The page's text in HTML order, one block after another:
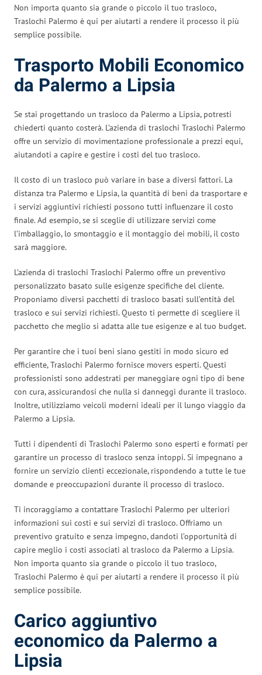
Non importa quanto sia grande o piccolo il tuo trasloco,
Traslochi Palermo è qui per aiutarti a rendere il processo il più
semplice possibile.
Trasporto Mobili Economico
da Palermo a Lipsia
Se stai progettando un trasloco da Palermo a Lipsia, potresti
chiederti quanto costerà. L’azienda di traslochi Traslochi Palermo
offre un servizio di movimentazione professionale a prezzi equi,
aiutandoti a capire e gestire i costi del tuo trasloco.
Il costo di un trasloco può variare in base a diversi fattori. La
distanza tra Palermo e Lipsia, la quantità di beni da trasportare e
i servizi aggiuntivi richiesti possono tutti influenzare il costo
finale. Ad esempio, se si sceglie di utilizzare servizi come
l’imballaggio, lo smontaggio e il montaggio dei mobili, il costo
sarà maggiore.
L’azienda di traslochi Traslochi Palermo offre un preventivo
personalizzato basato sulle esigenze specifiche del cliente.
Proponiamo diversi pacchetti di trasloco basati sull’entità del
trasloco e sui servizi richiesti. Questo ti permette di scegliere il
pacchetto che meglio si adatta alle tue esigenze e al tuo budget.
Per garantire che i tuoi beni siano gestiti in modo sicuro ed
efficiente, Traslochi Palermo fornisce movers esperti. Questi
professionisti sono addestrati per maneggiare ogni tipo di bene
con cura, assicurandosi che nulla si danneggi durante il trasloco.
Inoltre, utilizziamo veicoli moderni ideali per il lungo viaggio da
Palermo a Lipsia.
Tutti i dipendenti di Traslochi Palermo sono esperti e formati per
garantire un processo di trasloco senza intoppi. Si impegnano a
fornire un servizio clienti eccezionale, rispondendo a tutte le tue
domande e preoccupazioni durante il processo di trasloco.
Ti incoraggiamo a contattare Traslochi Palermo per ulteriori
informazioni sui costi e sui servizi di trasloco. Offriamo un
preventivo gratuito e senza impegno, dandoti l’opportunità di
capire meglio i costi associati al trasloco da Palermo a Lipsia.
Non importa quanto sia grande o piccolo il tuo trasloco,
Traslochi Palermo è qui per aiutarti a rendere il processo il più
semplice possibile.
Carico aggiuntivo
economico da Palermo a
Lipsia